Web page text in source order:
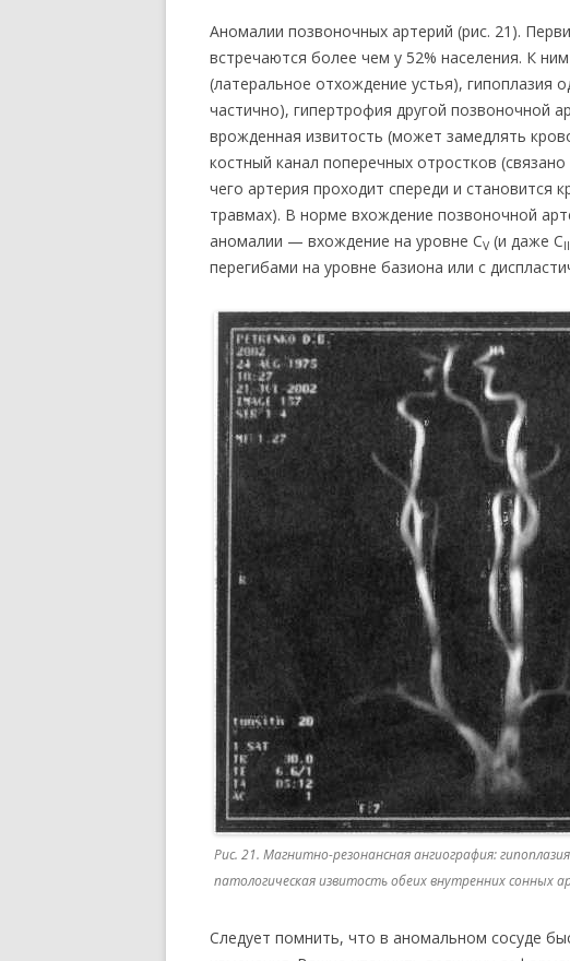
Аномалии позвоночных артерий (рис. 21).
встречаются более чем у 52% населения. К
(латеральное отхождение устья), гипоплазия
частично), гипертрофия другой позвоночной
врожденная извитость (может замедлять
костный канал поперечных отростков
чего артерия проходит спереди и становится
травмах). В норме вхождение позвоночной
аномалии — вхождение на уровне СV (и даже С
перегибами на уровне базиона или с
Рис. 21. Магнитно-резонансная ангиография:
патологическая извитость обеих внутренних сонных
Следует помнить, что в аномальном сосуде